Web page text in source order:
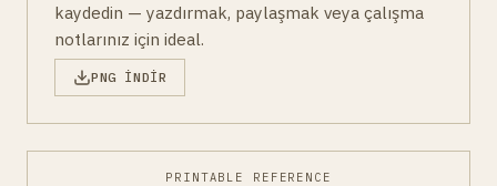
kaydedin — yazdırmak, paylaşmak veya çalışma
notlarınız için ideal.
PNG INDIR
PRINTABLE REFERENCE